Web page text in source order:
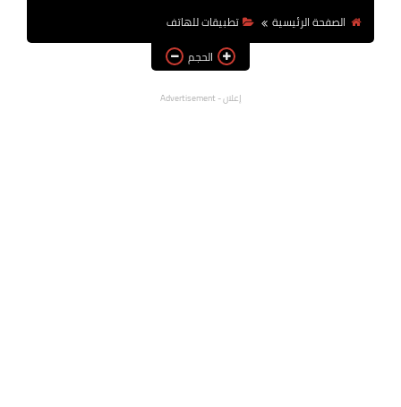
الصفحة الرئيسية
تطبيقات للهاتف
الحجم
إعلان - Advertisement